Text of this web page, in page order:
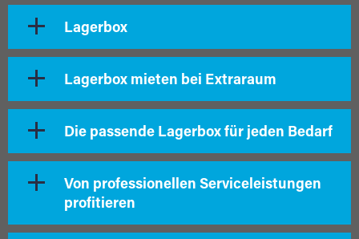
Lagerbox
Lagerbox mieten bei Extraraum
Die passende Lagerbox für jeden Bedarf
Von professionellen Serviceleistungen
profitieren